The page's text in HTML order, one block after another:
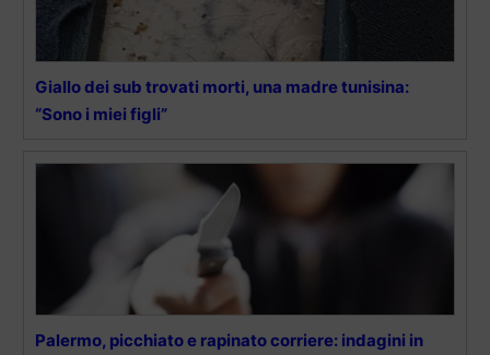
Giallo dei sub trovati morti, una madre tunisina:
“Sono i miei figli”
Palermo, picchiato e rapinato corriere: indagini in